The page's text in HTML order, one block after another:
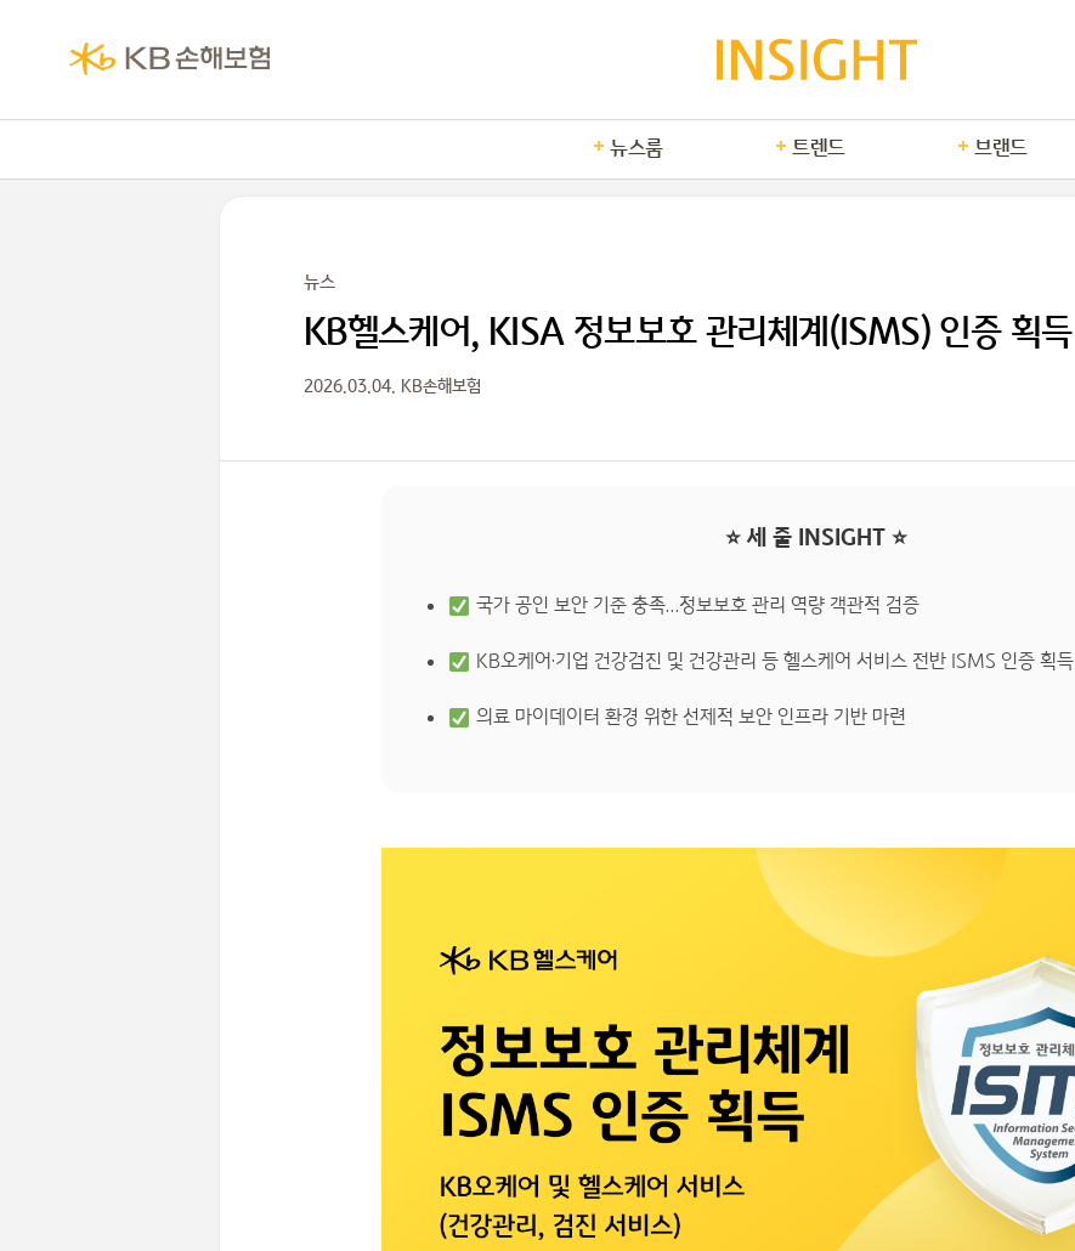
뉴스룸 트렌드 브랜드
뉴스
KB헬스케어, KISA 정보보호 관리체계(ISMS) 인증 획득
2026.03.04. KB손해보험
⭐ 세 줄 INSIGHT ⭐
국가 공인 보안 기준 충족…정보보호 관리 역량 객관적 검증
KB오케어·기업 건강검진 및 건강관리 등 헬스케어 서비스 전반 ISMS 인증 획득
의료 마이데이터 환경 위한 선제적 보안 인프라 기반 마련